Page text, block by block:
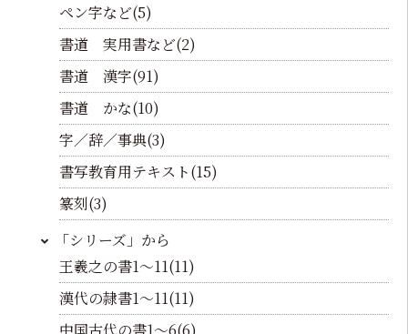
ペン字など(5)
書道 実用書など(2)
書道 漢字(91)
書道 かな(10)
字／辞／事典(3)
書写教育用テキスト(15)
篆刻(3)
「シリーズ」から
王羲之の書1～11(11)
漢代の隷書1～11(11)